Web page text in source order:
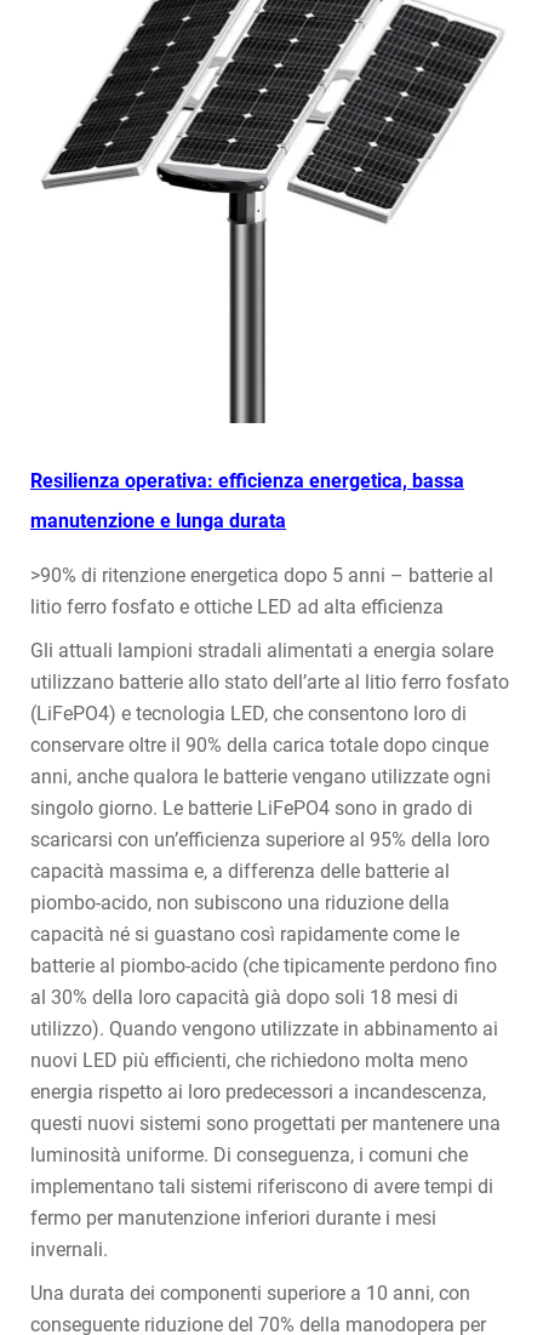
Resilienza operativa: efficienza energetica, bassa
manutenzione e lunga durata
>90% di ritenzione energetica dopo 5 anni – batterie al
litio ferro fosfato e ottiche LED ad alta efficienza
Gli attuali lampioni stradali alimentati a energia solare
utilizzano batterie allo stato dell’arte al litio ferro fosfato
(LiFePO4) e tecnologia LED, che consentono loro di
conservare oltre il 90% della carica totale dopo cinque
anni, anche qualora le batterie vengano utilizzate ogni
singolo giorno. Le batterie LiFePO4 sono in grado di
scaricarsi con un’efficienza superiore al 95% della loro
capacità massima e, a differenza delle batterie al
piombo-acido, non subiscono una riduzione della
capacità né si guastano così rapidamente come le
batterie al piombo-acido (che tipicamente perdono fino
al 30% della loro capacità già dopo soli 18 mesi di
utilizzo). Quando vengono utilizzate in abbinamento ai
nuovi LED più efficienti, che richiedono molta meno
energia rispetto ai loro predecessori a incandescenza,
questi nuovi sistemi sono progettati per mantenere una
luminosità uniforme. Di conseguenza, i comuni che
implementano tali sistemi riferiscono di avere tempi di
fermo per manutenzione inferiori durante i mesi
invernali.
Una durata dei componenti superiore a 10 anni, con
conseguente riduzione del 70% della manodopera per